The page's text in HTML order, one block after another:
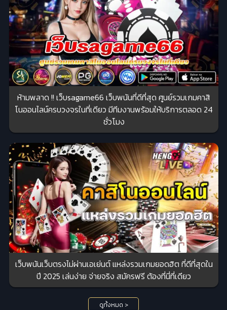
ห้ามพลาด !! เว็บsagame66 เว็บพนันที่ดีที่สุด ศูนย์รวมเกมคาสิ
โนออนไลน์ครบวงจรในที่เดียว มีทีมงานพร้อมให้บริการตลอด 24
ชั่วโมง
เว็บพนันเว็บตรงไม่ผ่านเอเย่นต์ แหล่งรวมเกมยอดฮิต ที่ดีที่สุดใน
ปี 2025 เล่นง่าย จ่ายจริง สมัครฟรี ต้องที่นี่ที่เดียว
ดูทั้งหมด >